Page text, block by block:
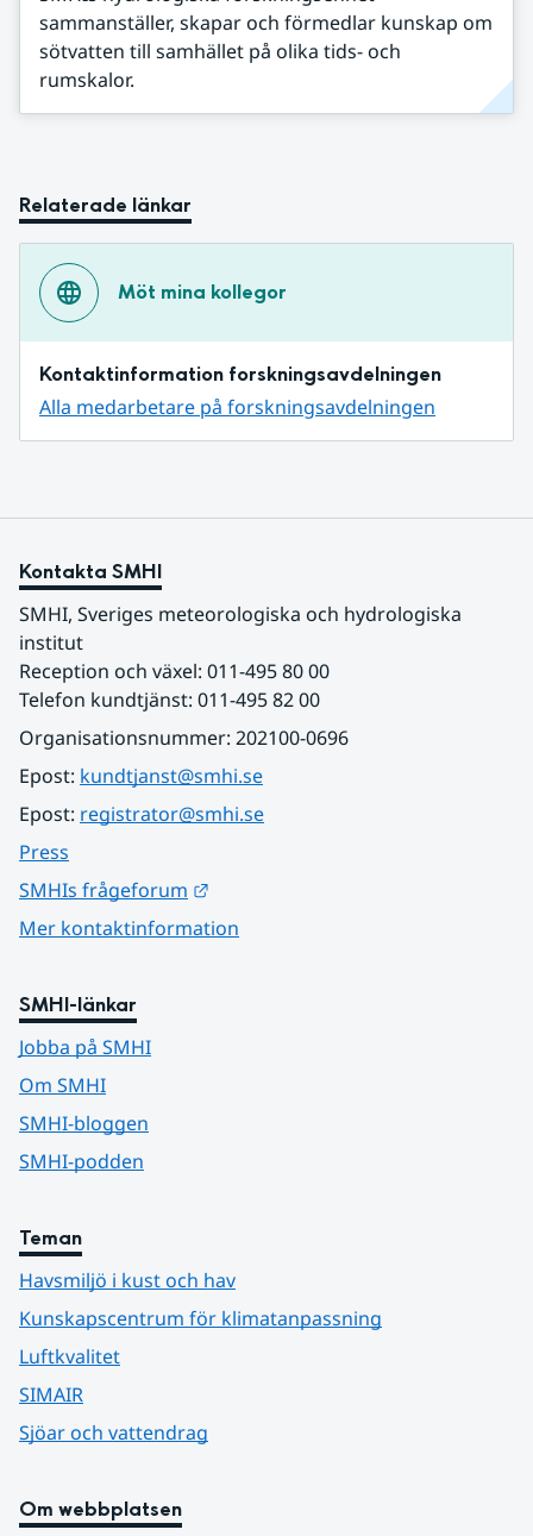
sammanställer, skapar och förmedlar kunskap om
sötvatten till samhället på olika tids- och
rumskalor.
Relaterade länkar
Möt mina kollegor
Kontaktinformation forskningsavdelningen
Alla medarbetare på forskningsavdelningen
Kontakta SMHI
SMHI, Sveriges meteorologiska och hydrologiska
institut
Reception och växel: 011-495 80 00
Telefon kundtjänst: 011-495 82 00
Organisationsnummer: 202100-0696
Epost: kundtjanst@smhi.se
Epost: registrator@smhi.se
Press
SMHIs frågeforum
Mer kontaktinformation
SMHI-länkar
Jobba på SMHI
Om SMHI
SMHI-bloggen
SMHI-podden
Teman
Havsmiljö i kust och hav
Kunskapscentrum för klimatanpassning
Luftkvalitet
SIMAIR
Sjöar och vattendrag
Om webbplatsen